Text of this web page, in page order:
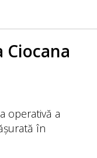
operativă a
în